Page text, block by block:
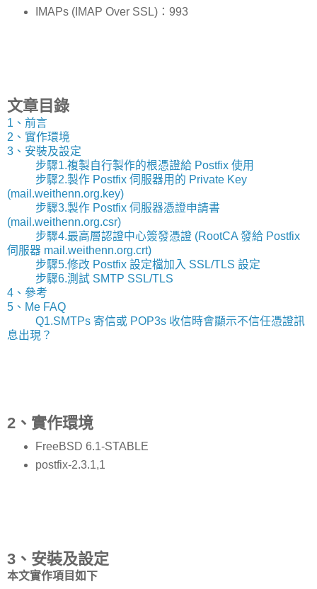
IMAPs (IMAP Over SSL)：993
文章目錄
1、前言
2、實作環境
3、安裝及設定
步驟1.複製自行製作的根憑證給 Postfix 使用
步驟2.製作 Postfix 伺服器用的 Private Key
(mail.weithenn.org.key)
步驟3.製作 Postfix 伺服器憑證申請書
(mail.weithenn.org.csr)
步驟4.最高層認證中心簽發憑證 (RootCA 發給 Postfix
伺服器 mail.weithenn.org.crt)
步驟5.修改 Postfix 設定檔加入 SSL/TLS 設定
步驟6.測試 SMTP SSL/TLS
4、參考
5、Me FAQ
Q1.SMTPs 寄信或 POP3s 收信時會顯示不信任憑證訊
息出現？
2、實作環境
FreeBSD 6.1-STABLE
postfix-2.3.1,1
3、安裝及設定
本文實作項目如下